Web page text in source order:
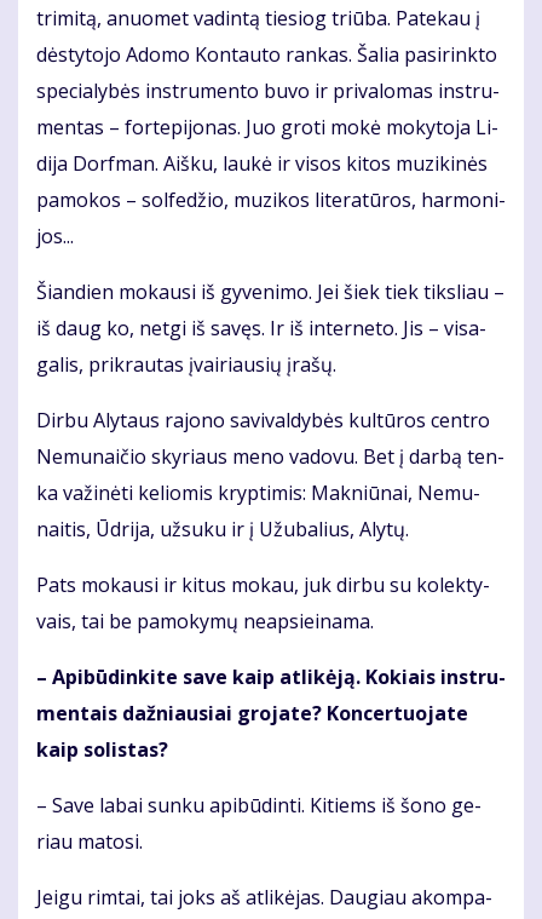
tri­mi­tą, anuo­met va­din­tą tie­siog triū­ba. Pa­te­kau į
dės­ty­to­jo Ado­mo Kon­tau­to ran­kas. Ša­lia pa­si­rink­to
spe­cia­ly­bės in­stru­men­to bu­vo ir pri­va­lo­mas in­stru­
men­tas – for­te­pi­jo­nas. Juo gro­ti mo­kė mo­ky­to­ja Li­
di­ja Dorf­man. Aiš­ku, lau­kė ir vi­sos ki­tos mu­zi­ki­nės
pa­mo­kos – sol­fe­džio, mu­zi­kos li­te­ra­tū­ros, har­mo­ni­
jos...
Šian­dien mo­kau­si iš gy­ve­ni­mo. Jei šiek tiek tiks­liau –
iš daug ko, net­gi iš sa­vęs. Ir iš in­ter­ne­to. Jis – vi­sa­
ga­lis, pri­krau­tas įvai­riau­sių įra­šų.
Dir­bu Aly­taus ra­jo­no sa­vi­val­dy­bės kul­tū­ros cen­tro
Ne­mu­nai­čio sky­riaus me­no va­do­vu. Bet į dar­bą ten­
ka va­ži­nė­ti ke­lio­mis kryp­ti­mis: Mak­niū­nai, Ne­mu­
nai­tis, Ūd­ri­ja, už­su­ku ir į Užu­ba­lius, Aly­tų.
Pats mo­kau­si ir ki­tus mo­kau, juk dir­bu su ko­lek­ty­
vais, tai be pa­mo­ky­mų neap­si­ei­na­ma.
– Api­bū­din­ki­te sa­ve kaip at­li­kė­ją. Ko­kiais in­stru­
men­tais daž­niau­siai gro­ja­te? Kon­cer­tuo­ja­te
kaip so­lis­tas?
– Sa­ve la­bai sun­ku api­bū­din­ti. Ki­tiems iš šo­no ge­
riau ma­to­si.
Jei­gu rim­tai, tai joks aš at­li­kė­jas. Dau­giau akom­pa­